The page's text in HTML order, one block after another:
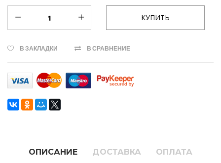
В ЗАКЛАДКИ В СРАВНЕНИЕ
ОПИСАНИЕ ДОСТАВКА ОПЛАТА